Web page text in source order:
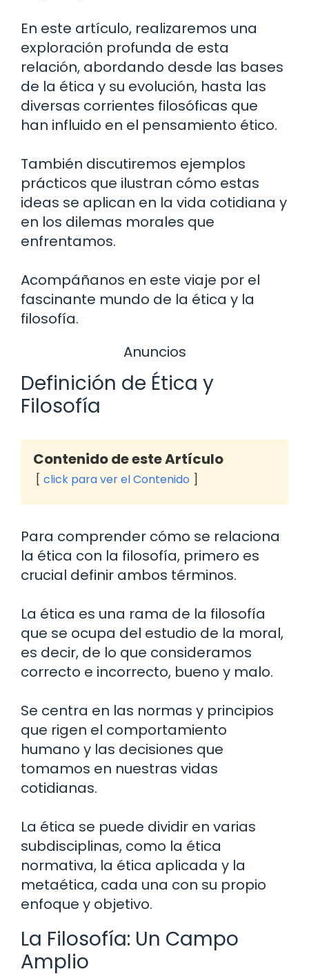
En este artículo, realizaremos una
exploración profunda de esta
relación, abordando desde las bases
de la ética y su evolución, hasta las
diversas corrientes filosóficas que
han influido en el pensamiento ético.
También discutiremos ejemplos
prácticos que ilustran cómo estas
ideas se aplican en la vida cotidiana y
en los dilemas morales que
enfrentamos.
Acompáñanos en este viaje por el
fascinante mundo de la ética y la
filosofía.
Anuncios
Definición de Ética y
Filosofía
Contenido de este Artículo
click para ver el Contenido
Para comprender cómo se relaciona
la ética con la filosofía, primero es
crucial definir ambos términos.
La ética es una rama de la filosofía
que se ocupa del estudio de la moral,
es decir, de lo que consideramos
correcto e incorrecto, bueno y malo.
Se centra en las normas y principios
que rigen el comportamiento
humano y las decisiones que
tomamos en nuestras vidas
cotidianas.
La ética se puede dividir en varias
subdisciplinas, como la ética
normativa, la ética aplicada y la
metaética, cada una con su propio
enfoque y objetivo.
La Filosofía: Un Campo
Amplio